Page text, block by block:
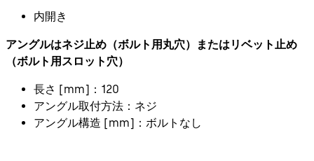
内開き
アングルはネジ止め（ボルト用丸穴）またはリベット止め
（ボルト用スロット穴）
長さ [mm]：120
アングル取付方法：ネジ
アングル構造 [mm]：ボルトなし